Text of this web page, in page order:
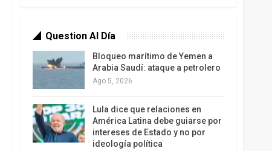
Question Al Día
Bloqueo marítimo de Yemen a
Arabia Saudí: ataque a petrolero
Ago 5, 2026
Lula dice que relaciones en
América Latina debe guiarse por
intereses de Estado y no por
ideología política